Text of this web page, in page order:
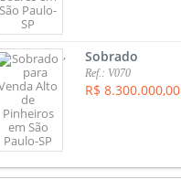
, Sobrado
Ref.: V070
R$ 8.300.000,00